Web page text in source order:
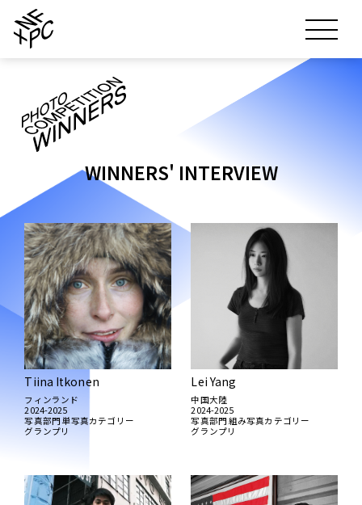
概要
動画部門TOP
応募要項
受賞作品
インタビュー
写真部門
写真部門TOP
応募要項
受賞作品
審査員
展覧会
FAQ
WINNERS' INTERVIEW
Tiina Itkonen
フィンランド
2024-2025
写真部門 単写真カテゴリー
グランプリ
Lei Yang
中国大陸
2024-2025
写真部門 組み写真カテゴリー
グランプリ